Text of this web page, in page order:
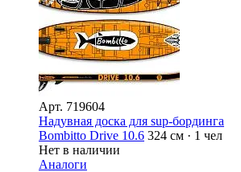
Арт. 719604
Надувная доска для sup-бординга
Bombitto Drive 10.6 324 см · 1 чел
Нет в наличии
Аналоги